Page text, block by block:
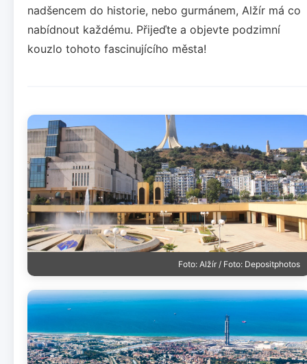
nadšencem do historie, nebo gurmánem, Alžír má co
nabídnout každému. Přijeďte a objevte podzimní
kouzlo tohoto fascinujícího města!
Foto: Alžír / Foto: Depositphotos